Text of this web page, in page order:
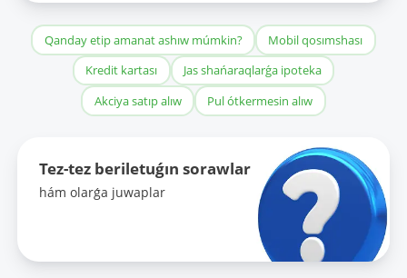
Qanday etip amanat ashıw múmkin?
Mobil qosımshası
Kredit kartası
Jas shańaraqlarǵa ipoteka
Akciya satıp alıw
Pul ótkermesin alıw
Tez-tez beriletuǵın sorawlar
hám olarǵa juwaplar